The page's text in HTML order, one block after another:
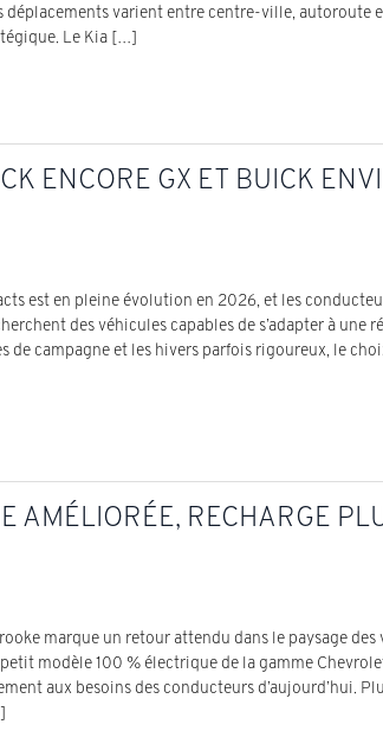
déplacements varient entre centre-ville, autoroute
Le Kia […]
ENCORE GX ET BUICK
est en pleine évolution en 2026, et les
des véhicules capables de s’adapter à une
de campagne et les hivers parfois rigoureux, le
AMÉLIORÉE, RECHARGE
marque un retour attendu dans le paysage des
modèle 100 % électrique de la gamme
aux besoins des conducteurs d’aujourd’hui.